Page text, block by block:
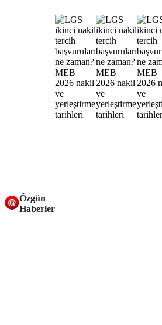
Özgün
Haberler